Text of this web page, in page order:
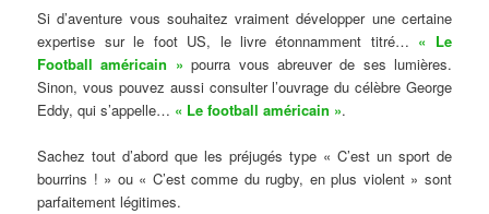
Si d’aventure vous souhaitez vraiment développer une certaine
expertise sur le foot US, le livre étonnamment titré… « Le
Football américain » pourra vous abreuver de ses lumières.
Sinon, vous pouvez aussi consulter l’ouvrage du célèbre George
Eddy, qui s’appelle… « Le football américain ».
Sachez tout d’abord que les préjugés type « C’est un sport de
bourrins ! » ou « C’est comme du rugby, en plus violent » sont
parfaitement légitimes.